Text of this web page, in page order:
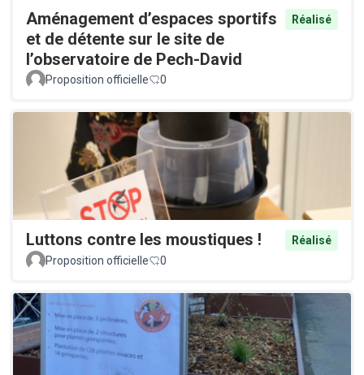
Aménagement d’espaces sportifs
et de détente sur le site de
l’observatoire de Pech-David
Réalisé
Proposition officielle 0
Luttons contre les moustiques !
Réalisé
Proposition officielle
0